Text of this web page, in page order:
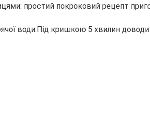
води.Під кришкою 5 хвилин